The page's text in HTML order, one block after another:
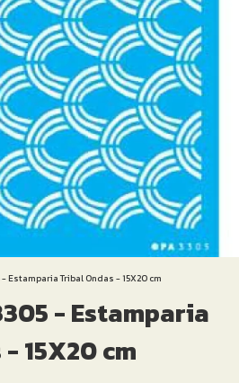
- Estamparia Tribal Ondas - 15X20 cm
- Estamparia
15X20 cm